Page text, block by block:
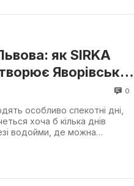
як SIRKA
Яворівське
відпочинку
0
особливо спекотні дні,
хоча б кілька днів
водойми, де можна